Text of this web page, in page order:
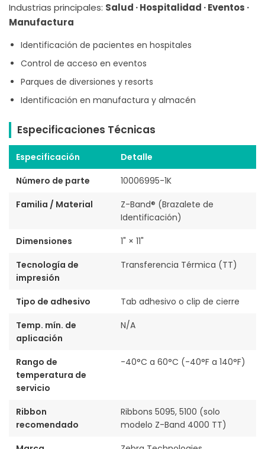
Industrias principales: Salud · Hospitalidad · Eventos ·
Manufactura
Identificación de pacientes en hospitales
Control de acceso en eventos
Parques de diversiones y resorts
Identificación en manufactura y almacén
Especificaciones Técnicas
Especificación
Detalle
Número de parte
10006995-1K
Familia / Material
Z-Band® (Brazalete de
Identificación)
Dimensiones
1" × 11"
Tecnología de
impresión
Transferencia Térmica (TT)
Tipo de adhesivo
Tab adhesivo o clip de cierre
Temp. mín. de
aplicación
N/A
Rango de
temperatura de
servicio
-40°C a 60°C (-40°F a 140°F)
Ribbon
recomendado
Ribbons 5095, 5100 (solo
modelo Z-Band 4000 TT)